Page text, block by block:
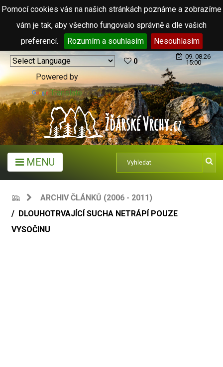
Pomocí cookies vás na našich stránkách poznáme a zobrazíme
vám je tak, aby všechno fungovalo správně a dle vašich
preferencí.
Rozumím a souhlasím Nesouhlasím
Powered by
Translate
0
09. 08.26
15:00
MENU
ARCHIV ČLÁNKŮ (2006 - 2011)
DLOUHOTRVAJÍCÍ SUCHA NETRÁPÍ POUZE
VYSOČINU